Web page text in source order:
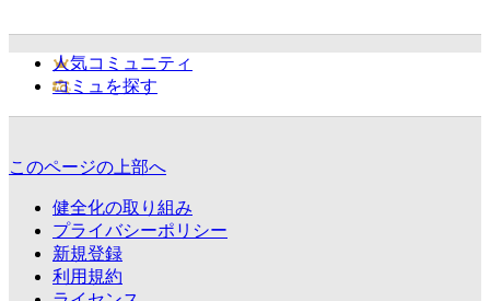
人気コミュニティ
コミュを探す
このページの上部へ
健全化の取り組み
プライバシーポリシー
新規登録
利用規約